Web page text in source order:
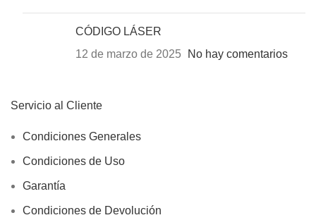
CÓDIGO LÁSER
12 de marzo de 2025
No hay comentarios
Servicio al Cliente
Condiciones Generales
Condiciones de Uso
Garantía
Condiciones de Devolución